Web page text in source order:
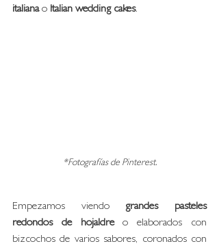
italiana o Italian wedding cakes.
*Fotografías de Pinterest.
Empezamos viendo grandes pasteles
redondos de hojaldre o elaborados con
bizcochos de varios sabores, coronados con